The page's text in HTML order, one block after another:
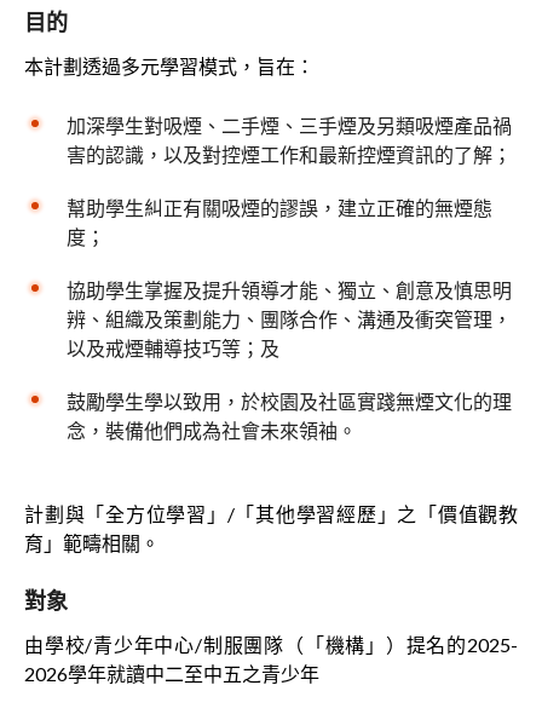
目的
本計劃透過多元學習模式，旨在：
加深學生對吸煙、二手煙、三手煙及另類吸煙產品禍
害的認識，以及對控煙工作和最新控煙資訊的了解；
幫助學生糾正有關吸煙的謬誤，建立正確的無煙態
度；
協助學生掌握及提升領導才能、獨立、創意及慎思明
辨、組織及策劃能力、團隊合作、溝通及衝突管理，
以及戒煙輔導技巧等；及
鼓勵學生學以致用，於校園及社區實踐無煙文化的理
念，裝備他們成為社會未來領袖。
計劃與「全方位學習」/「其他學習經歷」之「價值觀教
育」範疇相關。
對象
由學校/青少年中心/制服團隊（「機構」）提名的2025-
2026學年就讀中二至中五之青少年